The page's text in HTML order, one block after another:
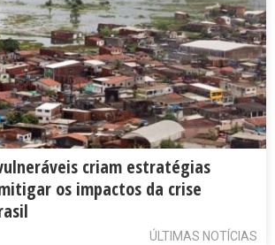
criam estratégias
os impactos da crise
ÚLTIMAS NOTÍCIAS